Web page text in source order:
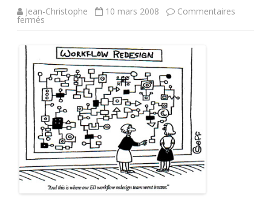
Jean-Christophe 10 mars 2008 Commentaires
fermés
quelques
erreurs
éviter